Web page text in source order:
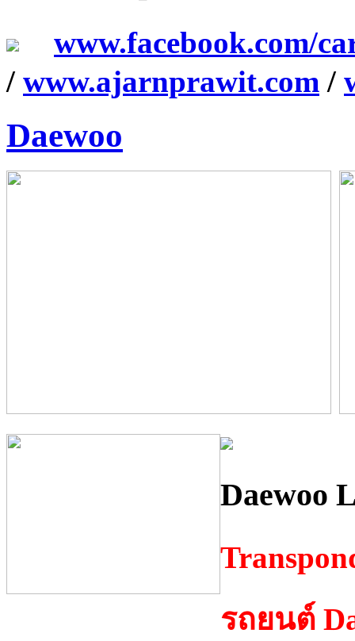
www.facebook.com/
/ www.ajarnprawit.com /
Daewoo
Daewoo
รถยนต์